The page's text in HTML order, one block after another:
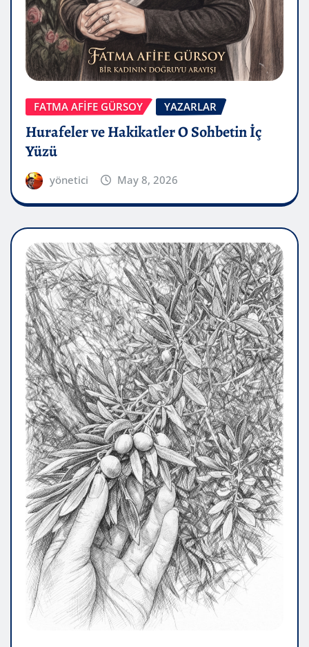
FATMA AFİFE GÜRSOY YAZARLAR
Hurafeler ve Hakikatler O Sohbetin İç
Yüzü
yönetici May 8, 2026